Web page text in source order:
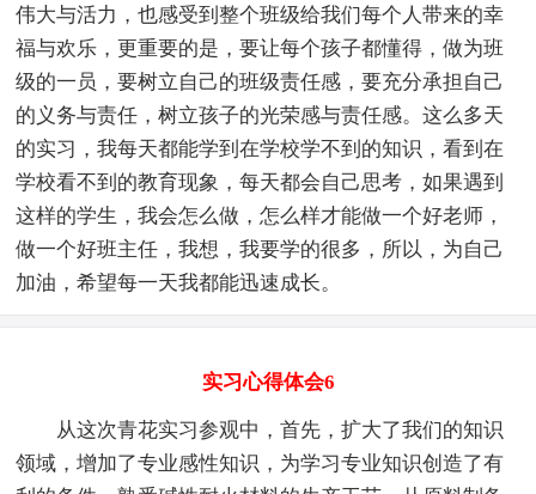
伟大与活力，也感受到整个班级给我们每个人带来的幸
福与欢乐，更重要的是，要让每个孩子都懂得，做为班
级的一员，要树立自己的班级责任感，要充分承担自己
的义务与责任，树立孩子的光荣感与责任感。这么多天
的实习，我每天都能学到在学校学不到的知识，看到在
学校看不到的教育现象，每天都会自己思考，如果遇到
这样的学生，我会怎么做，怎么样才能做一个好老师，
做一个好班主任，我想，我要学的很多，所以，为自己
加油，希望每一天我都能迅速成长。
实习心得体会6
从这次青花实习参观中，首先，扩大了我们的知识
领域，增加了专业感性知识，为学习专业知识创造了有